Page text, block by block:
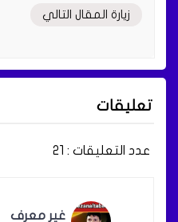
زيارة المقال التالي
تعليقات
عدد التعليقات : 21
غير معرف